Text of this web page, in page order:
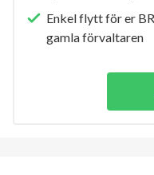
Enkel flytt för er
gamla förvaltaren